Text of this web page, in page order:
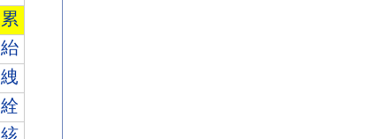
累
紿
絏
絟
絯